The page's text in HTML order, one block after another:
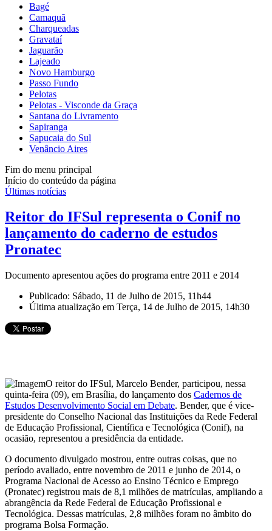
Bagé
Camaquã
Charqueadas
Gravataí
Jaguarão
Lajeado
Novo Hamburgo
Passo Fundo
Pelotas
Pelotas - Visconde da Graça
Santana do Livramento
Sapiranga
Sapucaia do Sul
Venâncio Aires
Fim do menu principal
Início do conteúdo da página
Últimas notícias
Reitor do IFSul representa o Conif no
lançamento do caderno de estudos
Pronatec
Documento apresentou ações do programa entre 2011 e 2014
Publicado: Sábado, 11 de Julho de 2015, 11h44
Última atualização em Terça, 14 de Julho de 2015, 14h30
O reitor do IFSul, Marcelo Bender, participou, nessa
quinta-feira (09), em Brasília, do lançamento dos Cadernos de
Estudos Desenvolvimento Social em Debate. Bender, que é vice-
presidente do Conselho Nacional das Instituições da Rede Federal
de Educação Profissional, Científica e Tecnológica (Conif), na
ocasião, representou a presidência da entidade.
O documento divulgado mostrou, entre outras coisas, que no
período avaliado, entre novembro de 2011 e junho de 2014, o
Programa Nacional de Acesso ao Ensino Técnico e Emprego
(Pronatec) registrou mais de 8,1 milhões de matrículas, ampliando a
abrangência da Rede Federal de Educação Profissional e
Tecnológica. Dessas matrículas, 2,8 milhões foram no âmbito do
programa Bolsa Formação.